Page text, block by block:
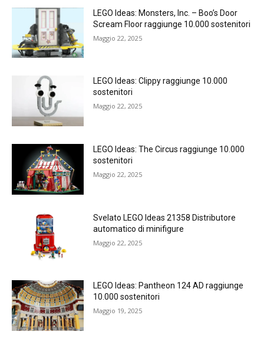
LEGO Ideas: Monsters, Inc. – Boo’s Door
Scream Floor raggiunge 10.000 sostenitori
Maggio 22, 2025
LEGO Ideas: Clippy raggiunge 10.000
sostenitori
Maggio 22, 2025
LEGO Ideas: The Circus raggiunge 10.000
sostenitori
Maggio 22, 2025
Svelato LEGO Ideas 21358 Distributore
automatico di minifigure
Maggio 22, 2025
LEGO Ideas: Pantheon 124 AD raggiunge
10.000 sostenitori
Maggio 19, 2025